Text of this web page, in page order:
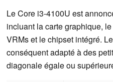
Le Core i3-4100U est
incluant la carte graphique,
VRMs et le chipset intégré.
conséquent adapté à des
diagonale égale ou